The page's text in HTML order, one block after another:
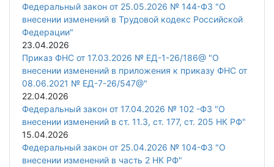
Федеральный закон от 25.05.2026 № 144-ФЗ "О
внесении изменений в Трудовой кодекс Российской
Федерации"
23.04.2026
Приказ ФНС от 17.03.2026 № ЕД-1-26/186@ "О
внесении изменений в приложения к приказу ФНС от
08.06.2021 № ЕД-7-26/547@"
22.04.2026
Федеральный закон от 17.04.2026 № 102 -ФЗ "О
внесении изменений в ст. 11.3, ст. 177, ст. 205 НК РФ"
15.04.2026
Федеральный закон от 25.04.2026 № 104-ФЗ "О
внесении изменений в часть 2 НК РФ"